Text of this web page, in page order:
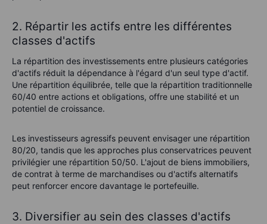
2. Répartir les actifs entre les différentes
classes d'actifs
La répartition des investissements entre plusieurs catégories
d'actifs réduit la dépendance à l'égard d'un seul type d'actif.
Une répartition équilibrée, telle que la répartition traditionnelle
60/40 entre actions et obligations, offre une stabilité et un
potentiel de croissance.
Les investisseurs agressifs peuvent envisager une répartition
80/20, tandis que les approches plus conservatrices peuvent
privilégier une répartition 50/50. L'ajout de biens immobiliers,
de contrat à terme de marchandises ou d'actifs alternatifs
peut renforcer encore davantage le portefeuille.
3. Diversifier au sein des classes d'actifs